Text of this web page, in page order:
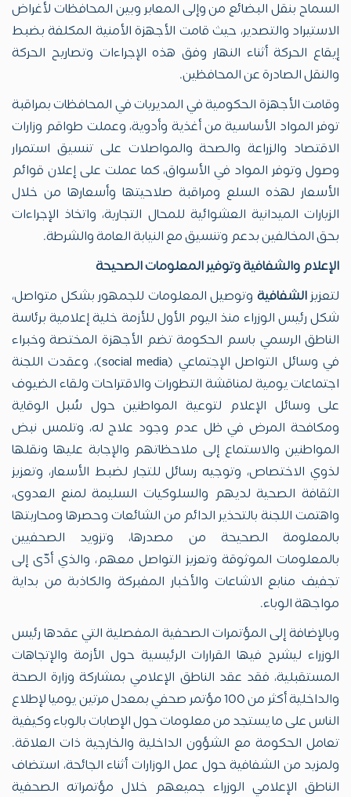
السماح بنقل البضائع من وإلى المعابر وبين المحافظات لأغراض
الاستيراد والتصدير، حيث قامت الأجهزة الأمنية المكلفة بضبط
إيقاع الحركة أثناء النهار وفق هذه الإجراءات وتصاريح الحركة
والنقل الصادرة عن المحافظين.
وقامت الأجهزة الحكومية في المديريات في المحافظات بمراقبة
توفر المواد الأساسية من أغذية وأدوية، وعملت طواقم وزارات
الاقتصاد والزراعة والصحة والمواصلات على تنسيق استمرار
وصول وتوفر المواد في الأسواق، كما عملت على إعلان قوائم
الأسعار لهذه السلع ومراقبة صلاحيتها وأسعارها من خلال
الزيارات الميدانية العشوائية للمحال التجارية، واتخاذ الإجراءات
بحق المخالفين بدعم وتنسيق مع النيابة العامة والشرطة.
الإعلام والشفافية وتوفير المعلومات الصحيحة
لتعزيزالشفافية وتوصيل المعلومات للجمهور بشكل متواصل،
شكل رئيس الوزراء منذ اليوم الأول للأزمة خلية إعلامية برئاسة
الناطق الرسمي باسم الحكومة تضم الأجهزة المختصة وخبراء
في وسائل التواصل الإجتماعي (social media)، وعقدت اللجنة
اجتماعات يومية لمناقشة التطورات والاقتراحات ولقاء الضيوف
على وسائل الإعلام لتوعية المواطنين حول سُبل الوقاية
ومكافحة المرض في ظل عدم وجود علاج له، وتلمس نبض
المواطنين والاستماع إلى ملاحظاتهم والإجابة عليها ونقلها
لذوي الاختصاص، وتوجيه رسائل للتجار لضبط الأسعار، وتعزيز
الثقافة الصحية لديهم والسلوكيات السليمة لمنع العدوى،
واهتمت اللجنة بالتحذير الدائم من الشائعات وحصرها ومحاربتها
بالمعلومة الصحيحة من مصدرها، وتزويد الصحفيين
بالمعلومات الموثوقة وتعزيز التواصل معهم، والذي أدّى إلى
تجفيف منابع الاشاعات والأخبار المفبركة والكاذبة من بداية
مواجهة الوباء.
وبالإضافة إلى المؤتمرات الصحفية المفصلية التي عقدها رئيس
الوزراء ليشرح فيها القرارات الرئيسية حول الأزمة والإتجاهات
المستقبلية، فقد عقد الناطق الإعلامي بمشاركة وزارة الصحة
والداخلية أكثر من 100 مؤتمر صحفي بمعدل مرتين يوميا لإطلاع
الناس على ما يستجد من معلومات حول الإصابات بالوباء وكيفية
تعامل الحكومة مع الشؤون الداخلية والخارجية ذات العلاقة.
ولمزيد من الشفافية حول عمل الوزارات أثناء الجائحة، استضاف
الناطق الإعلامي الوزراء جميعهم خلال مؤتمراته الصحفية